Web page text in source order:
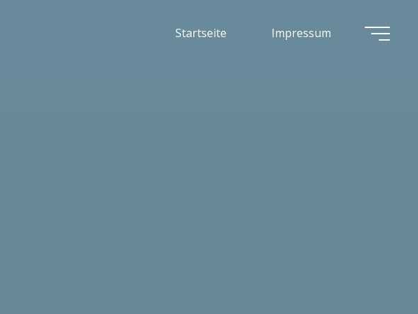
Startseite Impressum